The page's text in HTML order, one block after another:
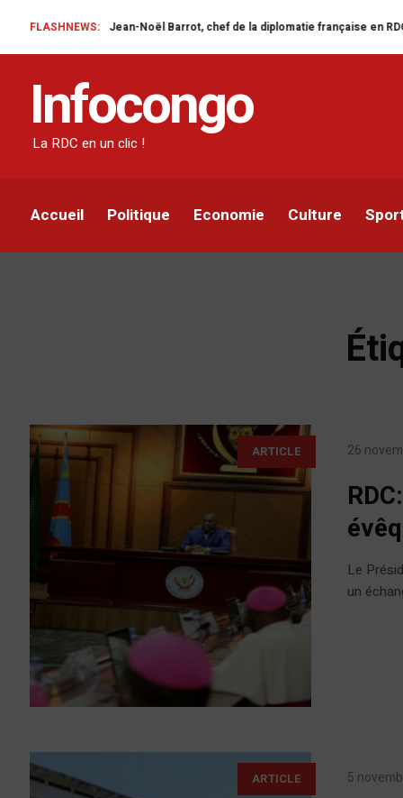
FLASHNEWS:
Jean-Noël Barrot, chef de la diplomatie française en RDC : une
Infocongo
La RDC en un clic !
Accueil Politique Economie Culture
ARTICLE 26
Le
un
ARTICLE 5